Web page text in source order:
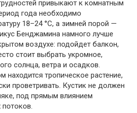
привыкают к комнатным
года необходимо
18–24 °C, а зимней порой —
Бенджамина намного лучше
воздухе: подойдет балкон,
стоит выбрать укромное,
солнца, ветра и осадков.
находится тропическое растение,
проветривать. Кустик не должен
под прямым влиянием